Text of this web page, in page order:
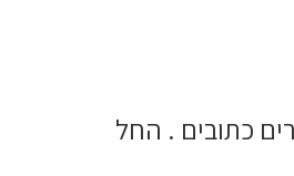
כתובים . החל